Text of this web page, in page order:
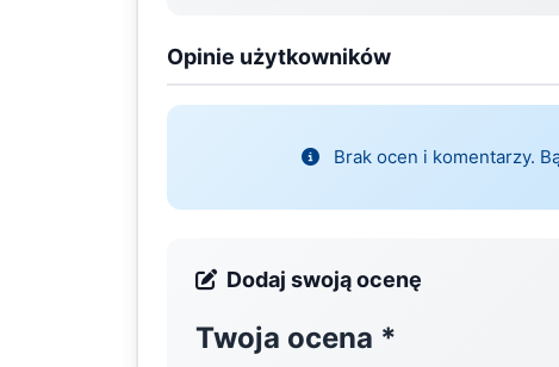
Opinie użytkowników
Brak ocen i komentarzy.
Dodaj swoją ocenę
Twoja ocena *